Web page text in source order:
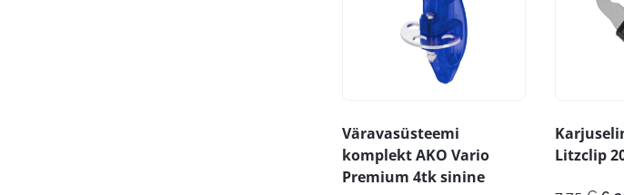
Väravasüsteemi
komplekt AKO Vario
Premium 4tk sinine
Litzclip